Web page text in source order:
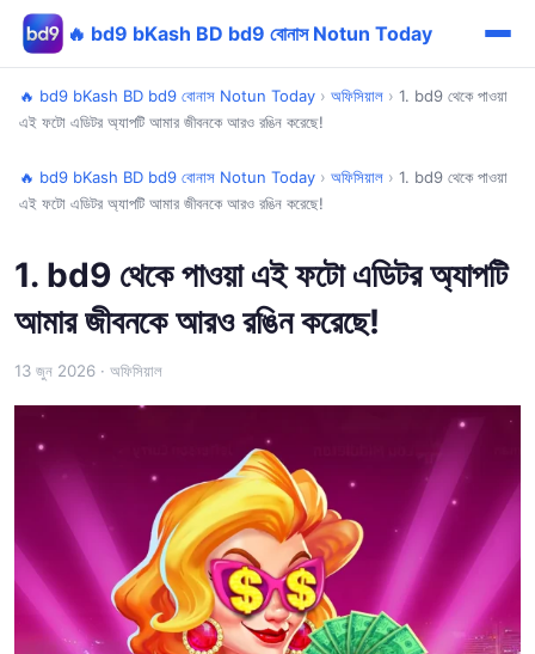
🔥 bd9 bKash BD bd9 বোনাস Notun Today
🔥 bd9 bKash BD bd9 বোনাস Notun Today › অফিসিয়াল › 1. bd9 থেকে পাওয়া
এই ফটো এডিটর অ্যাপটি আমার জীবনকে আরও রঙিন করেছে!
🔥 bd9 bKash BD bd9 বোনাস Notun Today › অফিসিয়াল › 1. bd9 থেকে পাওয়া
এই ফটো এডিটর অ্যাপটি আমার জীবনকে আরও রঙিন করেছে!
1. bd9 থেকে পাওয়া এই ফটো এডিটর অ্যাপটি
আমার জীবনকে আরও রঙিন করেছে!
13 জুন 2026 · অফিসিয়াল